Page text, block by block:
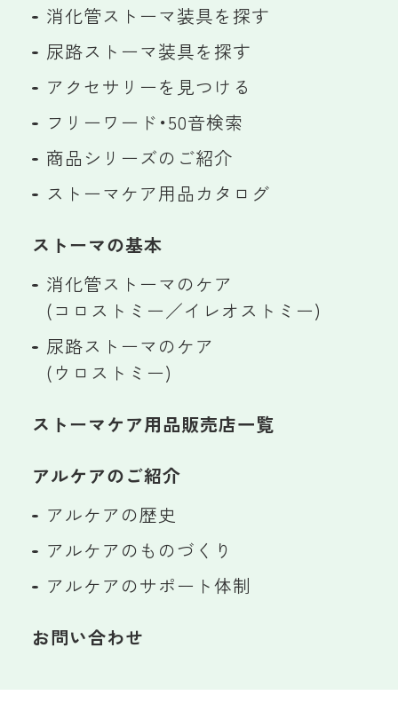
消化管ストーマ装具を探す
尿路ストーマ装具を探す
アクセサリーを見つける
フリーワード・50音検索
商品シリーズのご紹介
ストーマケア用品カタログ
ストーマの基本
消化管ストーマのケア
(コロストミー／イレオストミー)
尿路ストーマのケア
(ウロストミー)
ストーマケア用品販売店一覧
アルケアのご紹介
アルケアの歴史
アルケアのものづくり
アルケアのサポート体制
お問い合わせ